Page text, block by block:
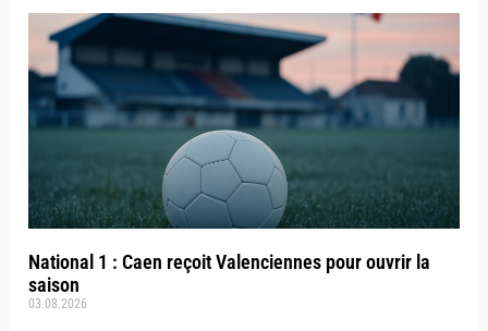
National 1 : Caen reçoit Valenciennes pour ouvrir la
saison
03.08.2026